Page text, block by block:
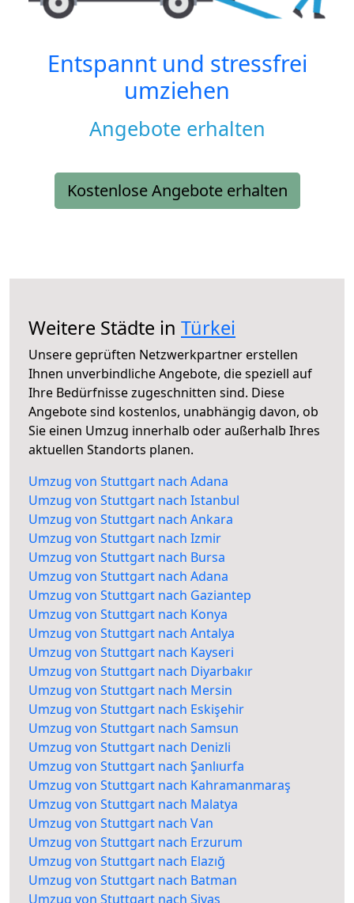
Entspannt und stressfrei
umziehen
Angebote erhalten
Kostenlose Angebote erhalten
Weitere Städte in Türkei
Unsere geprüften Netzwerkpartner erstellen
Ihnen unverbindliche Angebote, die speziell auf
Ihre Bedürfnisse zugeschnitten sind. Diese
Angebote sind kostenlos, unabhängig davon, ob
Sie einen Umzug innerhalb oder außerhalb Ihres
aktuellen Standorts planen.
Umzug von Stuttgart nach Adana
Umzug von Stuttgart nach Istanbul
Umzug von Stuttgart nach Ankara
Umzug von Stuttgart nach Izmir
Umzug von Stuttgart nach Bursa
Umzug von Stuttgart nach Adana
Umzug von Stuttgart nach Gaziantep
Umzug von Stuttgart nach Konya
Umzug von Stuttgart nach Antalya
Umzug von Stuttgart nach Kayseri
Umzug von Stuttgart nach Diyarbakır
Umzug von Stuttgart nach Mersin
Umzug von Stuttgart nach Eskişehir
Umzug von Stuttgart nach Samsun
Umzug von Stuttgart nach Denizli
Umzug von Stuttgart nach Şanlıurfa
Umzug von Stuttgart nach Kahramanmaraş
Umzug von Stuttgart nach Malatya
Umzug von Stuttgart nach Van
Umzug von Stuttgart nach Erzurum
Umzug von Stuttgart nach Elazığ
Umzug von Stuttgart nach Batman
Umzug von Stuttgart nach Sivas